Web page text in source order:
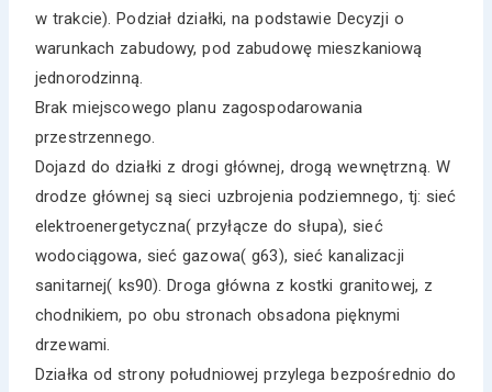
w trakcie). Podział działki, na podstawie Decyzji o
warunkach zabudowy, pod zabudowę mieszkaniową
jednorodzinną.
Brak miejscowego planu zagospodarowania
przestrzennego.
Dojazd do działki z drogi głównej, drogą wewnętrzną. W
drodze głównej są sieci uzbrojenia podziemnego, tj: sieć
elektroenergetyczna( przyłącze do słupa), sieć
wodociągowa, sieć gazowa( g63), sieć kanalizacji
sanitarnej( ks90). Droga główna z kostki granitowej, z
chodnikiem, po obu stronach obsadona pięknymi
drzewami.
Działka od strony południowej przylega bezpośrednio do